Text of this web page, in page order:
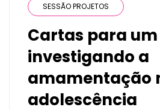
SESSÃO PROJETOS
Cartas para
investigando a
amamentação
adolescência